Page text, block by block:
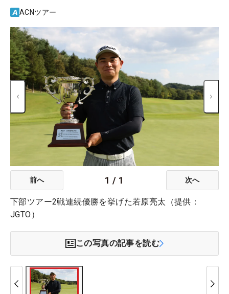
ACNツアー
前へ 1 / 1 次へ
下部ツアー2戦連続優勝を挙げた若原亮太（提供：
JGTO）
この写真の記事を読む